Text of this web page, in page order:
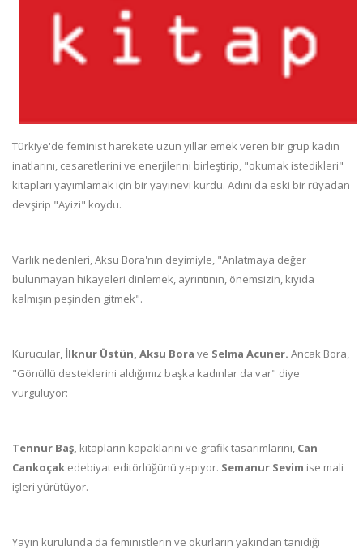
Türkiye'de feminist harekete uzun yıllar emek veren bir grup kadın
inatlarını, cesaretlerini ve enerjilerini birleştirip, "okumak istedikleri"
kitapları yayımlamak için bir yayınevi kurdu. Adını da eski bir rüyadan
devşirip "Ayizi" koydu.
Varlık nedenleri, Aksu Bora'nın deyimiyle, "Anlatmaya değer
bulunmayan hikayeleri dinlemek, ayrıntının, önemsizin, kıyıda
kalmışın peşinden gitmek".
Kurucular, İlknur Üstün, Aksu Bora ve Selma Acuner. Ancak Bora,
"Gönüllü desteklerini aldığımız başka kadınlar da var" diye
vurguluyor:
Tennur Baş, kitapların kapaklarını ve grafik tasarımlarını, Can
Cankoçak edebiyat editörlüğünü yapıyor. Semanur Sevim ise mali
işleri yürütüyor.
Yayın kurulunda da feministlerin ve okurların yakından tanıdığı